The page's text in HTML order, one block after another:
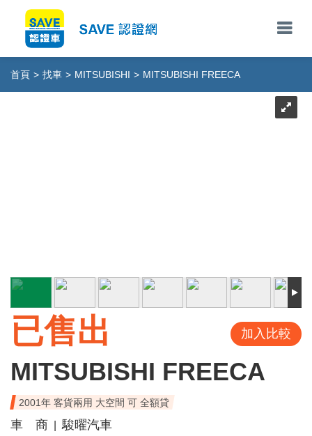
首頁 > 找車 > MITSUBISHI > MITSUBISHI FREECA
已售出 加入比較
MITSUBISHI FREECA
2001年 客貨兩用 大空間 可 全額貸
車 商
駿曜汽車